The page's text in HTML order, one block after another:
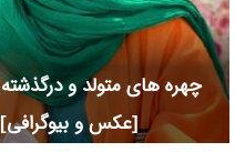
[عکس و بیوگرافی]